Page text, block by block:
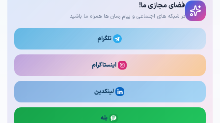
فضای مجازی ما!
در شبکه های اجتماعی و پیام رسان ها همراه ما باشید
تلگرام
اینستاگرام
لینکدین
بله